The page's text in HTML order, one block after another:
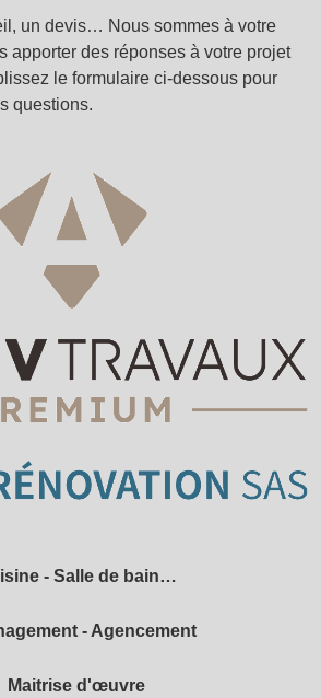
un devis… Nous sommes à votre
apporter des réponses à votre projet
le formulaire ci-dessous pour
questions.
- Salle de bain…
- Agencement
Maitrise d'œuvre